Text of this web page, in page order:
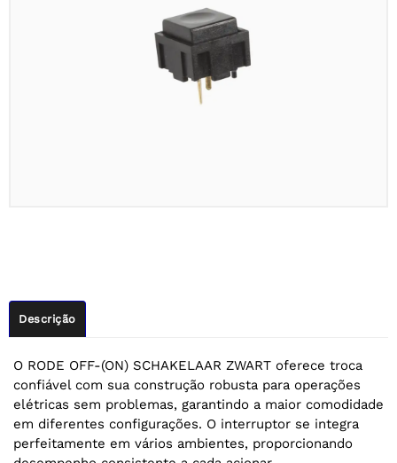
Descrição
O RODE OFF-(ON) SCHAKELAAR ZWART oferece troca
confiável com sua construção robusta para operações
elétricas sem problemas, garantindo a maior comodidade
em diferentes configurações. O interruptor se integra
perfeitamente em vários ambientes, proporcionando